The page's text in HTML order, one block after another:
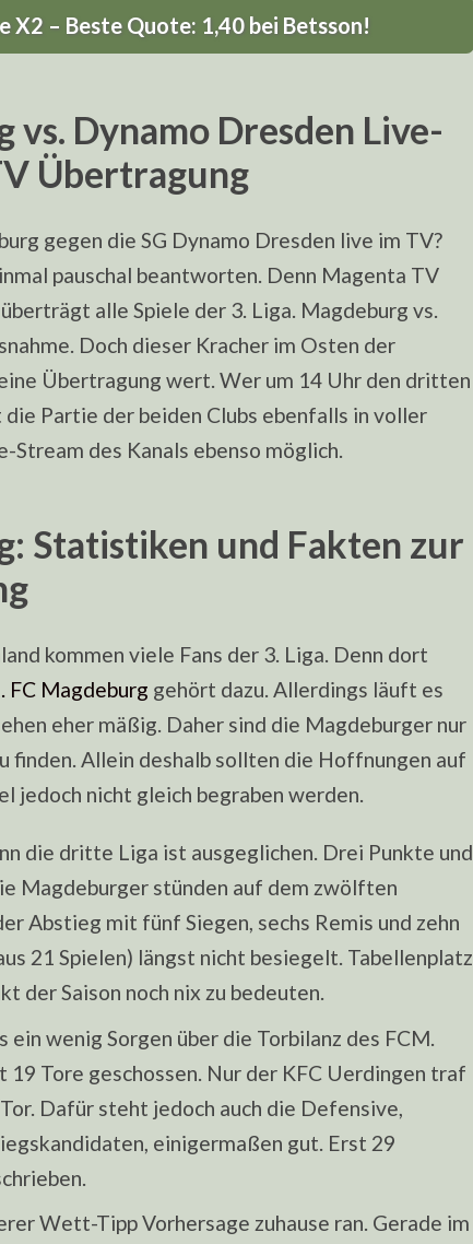
X2 – Beste Quote: 1,40 bei Betsson!
vs. Dynamo Dresden Live-
Übertragung
gegen die SG Dynamo Dresden live im TV?
pauschal beantworten. Denn Magenta TV
alle Spiele der 3. Liga. Magdeburg vs.
Doch dieser Kracher im Osten der
Übertragung wert. Wer um 14 Uhr den dritten
Partie der beiden Clubs ebenfalls in voller
Stream des Kanals ebenso möglich.
Statistiken und Fakten zur
kommen viele Fans der 3. Liga. Denn dort
FC Magdeburg gehört dazu. Allerdings läuft es
eher mäßig. Daher sind die Magdeburger nur
finden. Allein deshalb sollten die Hoffnungen auf
jedoch nicht gleich begraben werden.
die dritte Liga ist ausgeglichen. Drei Punkte und
Magdeburger stünden auf dem zwölften
Abstieg mit fünf Siegen, sechs Remis und zehn
21 Spielen) längst nicht besiegelt. Tabellenplatz
der Saison noch nix zu bedeuten.
ein wenig Sorgen über die Torbilanz des FCM.
19 Tore geschossen. Nur der KFC Uerdingen traf
Dafür steht jedoch auch die Defensive,
einigermaßen gut. Erst 29
Wett-Tipp Vorhersage zuhause ran. Gerade im